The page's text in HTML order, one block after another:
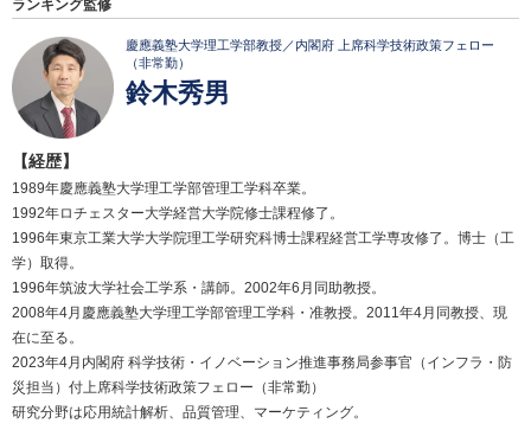
ランキング監修
慶應義塾大学理工学部教授／内閣府 上席科学技術政策フェロー
（非常勤）
鈴木秀男
【経歴】
1989年慶應義塾大学理工学部管理工学科卒業。
1992年ロチェスター大学経営大学院修士課程修了。
1996年東京工業大学大学院理工学研究科博士課程経営工学専攻修了。博士（工
学）取得。
1996年筑波大学社会工学系・講師。2002年6月同助教授。
2008年4月慶應義塾大学理工学部管理工学科・准教授。2011年4月同教授、現
在に至る。
2023年4月内閣府 科学技術・イノベーション推進事務局参事官（インフラ・防
災担当）付上席科学技術政策フェロー（非常勤）
研究分野は応用統計解析、品質管理、マーケティング。